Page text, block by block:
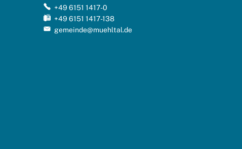
+49 6151 1417-0
+49 6151 1417-138
gemeinde@muehltal.de